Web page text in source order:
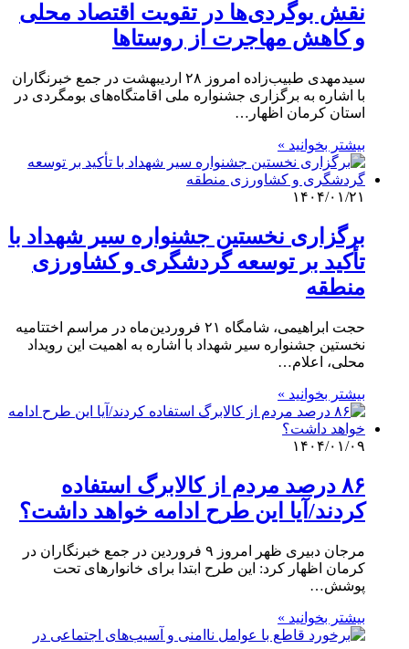
نقش بوگردی‌ها در تقویت اقتصاد محلی
و کاهش مهاجرت از روستاها
سیدمهدی طبیب‌زاده امروز ۲۸ اردیبهشت در جمع خبرنگاران
با اشاره به برگزاری جشنواره ملی اقامتگاه‌های بومگردی در
استان کرمان اظهار…
بیشتر بخوانید »
۱۴۰۴/۰۱/۲۱
برگزاری نخستین جشنواره سیر شهداد با
تأکید بر توسعه گردشگری و کشاورزی
منطقه
حجت ابراهیمی، شامگاه ۲۱ فروردین‌ماه در مراسم اختتامیه
نخستین جشنواره سیر شهداد با اشاره به اهمیت این رویداد
محلی، اعلام…
بیشتر بخوانید »
۱۴۰۴/۰۱/۰۹
۸۶ درصد مردم از کالابرگ استفاده
کردند/آیا این طرح ادامه خواهد داشت؟
مرجان دبیری ظهر امروز ۹ فروردین در جمع خبرنگاران در
کرمان اظهار کرد: این طرح ابتدا برای خانوارهای تحت
پوشش…
بیشتر بخوانید »